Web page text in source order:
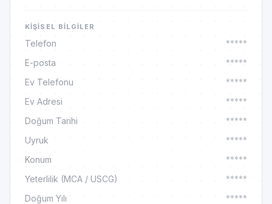
KIŞISEL BILGILER
Telefon
*****
E-posta
*****
Ev Telefonu
*****
Ev Adresi
*****
Doğum Tarihi
*****
Uyruk
*****
Konum
*****
Yeterlilik (MCA / USCG)
*****
Doğum Yılı
*****